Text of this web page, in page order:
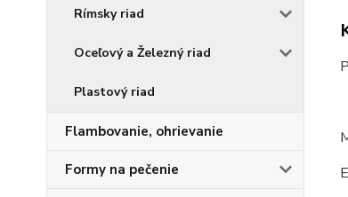
Rímsky riad
Oceľový a Železný riad
Plastový riad
Flambovanie, ohrievanie
Formy na pečenie